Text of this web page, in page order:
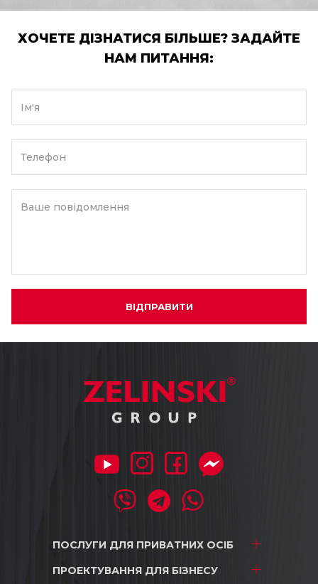
ХОЧЕТЕ ДІЗНАТИСЯ БІЛЬШЕ? ЗАДАЙТЕ
НАМ ПИТАННЯ:
Ім'я
Телефон
Ваше повідомлення
ВІДПРАВИТИ
ПОСЛУГИ ДЛЯ ПРИВАТНИХ ОСІБ
Проектування
ПРОЕКТУВАННЯ ДЛЯ БІЗНЕСУ